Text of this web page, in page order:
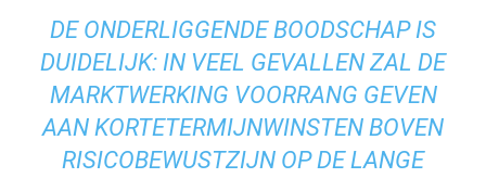
DE ONDERLIGGENDE BOODSCHAP IS
DUIDELIJK: IN VEEL GEVALLEN ZAL DE
MARKTWERKING VOORRANG GEVEN
AAN KORTETERMIJNWINSTEN BOVEN
RISICOBEWUSTZIJN OP DE LANGE